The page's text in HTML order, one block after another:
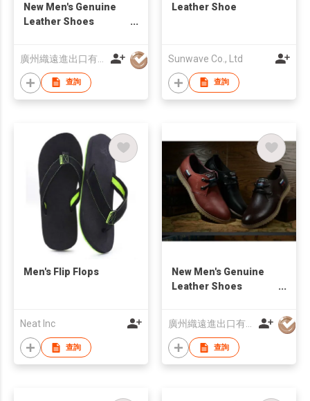
New Men's Genuine
Leather Shoes
查詢
Leather Shoe
Sunwave Co., Ltd
查詢
Men's Flip Flops
Neat Inc
查詢
New Men's Genuine
Leather Shoes
廣州織遠進出口有限公司
查詢